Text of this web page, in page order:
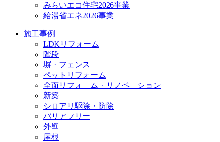
みらいエコ住宅2026事業
給湯省エネ2026事業
施工事例
LDKリフォーム
階段
塀・フェンス
ペットリフォーム
全面リフォーム・リノベーション
新築
シロアリ駆除・防除
バリアフリー
外壁
屋根